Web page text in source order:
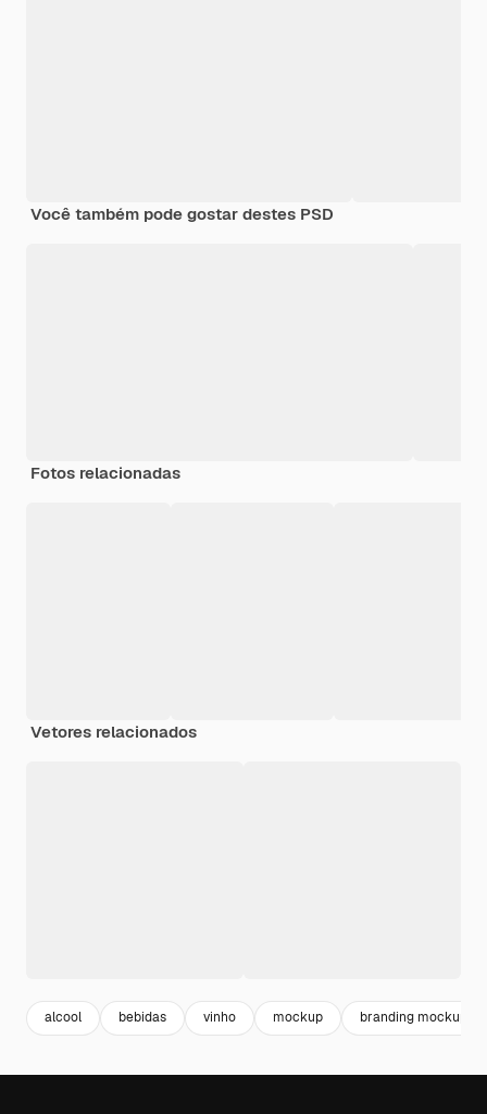
Você também pode gostar destes PSD
Fotos relacionadas
Vetores relacionados
alcool bebidas vinho mockup branding mockup